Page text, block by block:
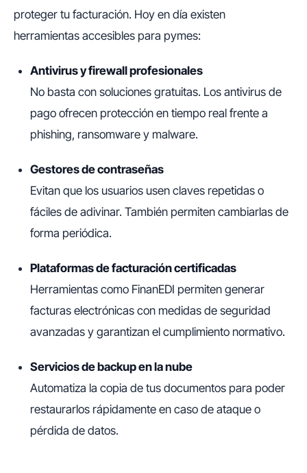
proteger tu facturación. Hoy en día existen
herramientas accesibles para pymes:
Antivirus y firewall profesionales
No basta con soluciones gratuitas. Los antivirus de
pago ofrecen protección en tiempo real frente a
phishing, ransomware y malware.
Gestores de contraseñas
Evitan que los usuarios usen claves repetidas o
fáciles de adivinar. También permiten cambiarlas de
forma periódica.
Plataformas de facturación certificadas
Herramientas como FinanEDI permiten generar
facturas electrónicas con medidas de seguridad
avanzadas y garantizan el cumplimiento normativo.
Servicios de backup en la nube
Automatiza la copia de tus documentos para poder
restaurarlos rápidamente en caso de ataque o
pérdida de datos.